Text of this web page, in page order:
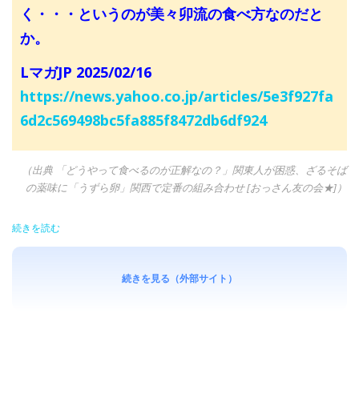
く・・・というのが美々卯流の食べ方なのだと
か。
LマガJP 2025/02/16
https://news.yahoo.co.jp/articles/5e3f927fa
6d2c569498bc5fa885f8472db6df924
（出典 「どうやって食べるのが正解なの？」関東人が困惑、ざるそば
の薬味に「うずら卵」関西で定番の組み合わせ [おっさん友の会★]）
続きを読む
続きを見る（外部サイト）